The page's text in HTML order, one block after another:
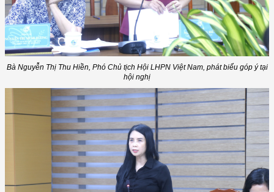
Bà Nguyễn Thị Thu Hiền, Phó Chủ tịch Hội LHPN Việt Nam, phát biểu góp ý tại
hội nghị